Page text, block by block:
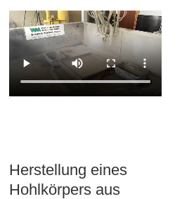
Herstellung eines
Hohlkörpers aus